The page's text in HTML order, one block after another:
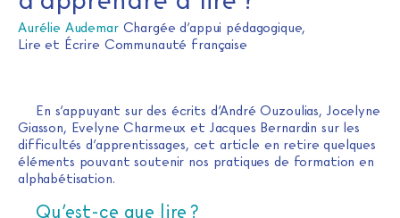
Aurélie AudemarChargée d’appui pédagogique,
Lire et Écrire Communauté française
En s’appuyant sur des écrits d’André Ouzoulias, Jocelyne
Giasson, Evelyne Charmeux et Jacques Bernardin sur les
difficultés d’apprentissages, cet article en retire quelques
éléments pouvant soutenir nos pratiques de formation en
alphabétisation.
Qu’est-ce que lire ?